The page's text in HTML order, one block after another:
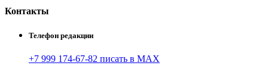
Контакты
Телефон редакции
+7 999 174-67-82 писать в MAX